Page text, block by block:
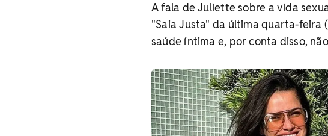
A fala de Juliette sobre a vida
"Saia Justa" da última quarta-feira
saúde íntima e, por conta disso,